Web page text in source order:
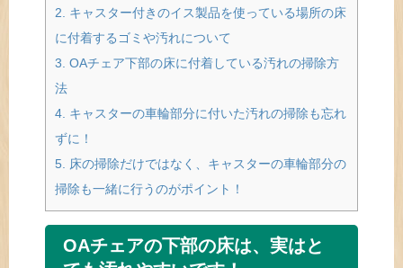
2. キャスター付きのイス製品を使っている場所の床
に付着するゴミや汚れについて
3. OAチェア下部の床に付着している汚れの掃除方
法
4. キャスターの車輪部分に付いた汚れの掃除も忘れ
ずに！
5. 床の掃除だけではなく、キャスターの車輪部分の
掃除も一緒に行うのがポイント！
OAチェアの下部の床は、実はと